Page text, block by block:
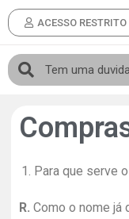
ACESSO RESTRITO
1. Para que serve
R. Como o nome já